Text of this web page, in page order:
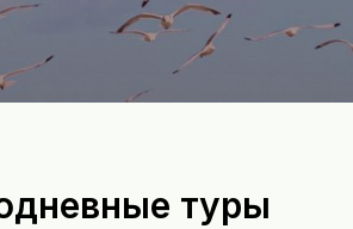
туры